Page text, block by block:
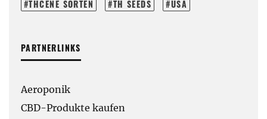
THCENE SORTEN
TH SEEDS USA
PARTNERLINKS
Aeroponik
CBD-Produkte kaufen